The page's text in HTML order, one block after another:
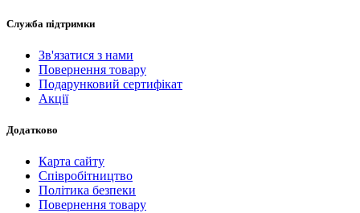
Служба підтримки
Зв'язатися з нами
Повернення товару
Подарунковий сертифікат
Акції
Додатково
Карта сайту
Співробітництво
Політика безпеки
Повернення товару